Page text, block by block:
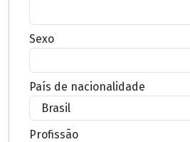
Sexo
País de nacionalidade
Profissão